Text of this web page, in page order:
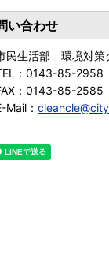
い合わせ
民生活部 環境対策
： 0143-85-2958
： 0143-85-2585
Mail：